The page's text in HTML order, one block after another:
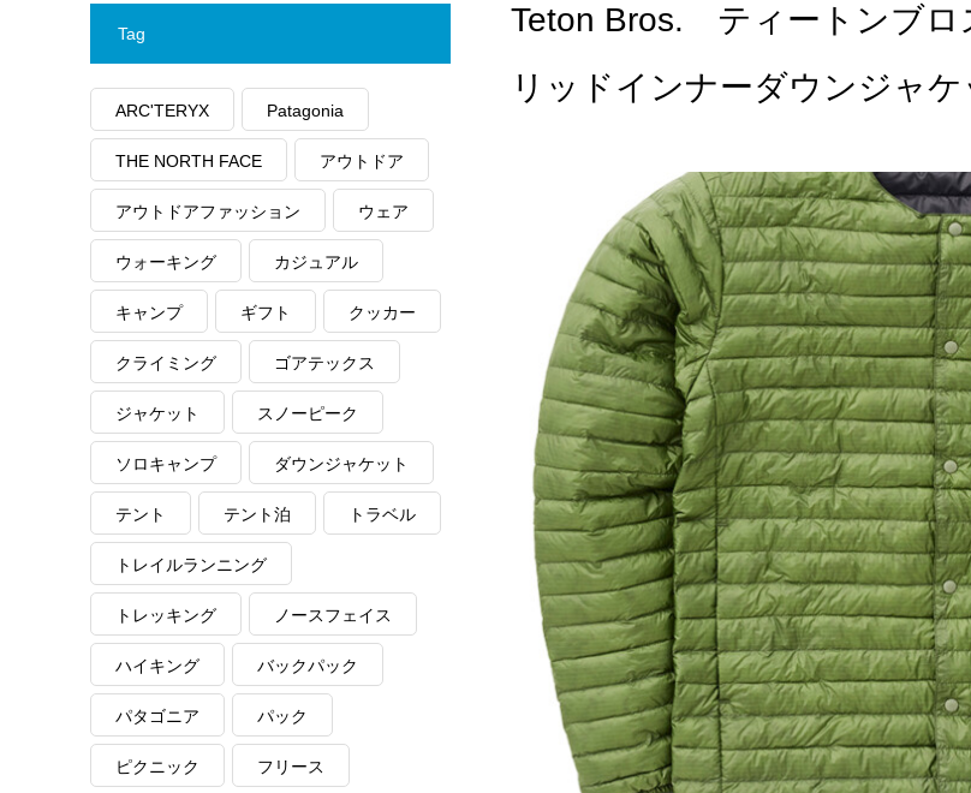
Teton Bros. ティートンブ
リッドインナーダウンジャケ
Tag
ARC'TERYX Patagonia
THE NORTH FACE アウトドア
アウトドアファッション ウェア
ウォーキング カジュアル
キャンプ ギフト クッカー
クライミング ゴアテックス
ジャケット スノーピーク
ソロキャンプ ダウンジャケット
テント テント泊 トラベル
トレイルランニング
トレッキング ノースフェイス
ハイキング バックパック
パタゴニア パック
ピクニック フリース